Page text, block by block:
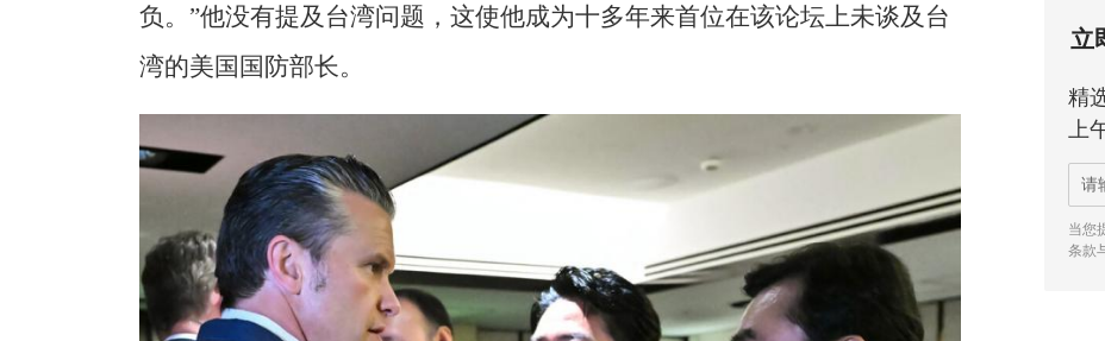
负。”他没有提及台湾问题，这使他成为十多年来首位在该论坛上未谈及台
湾的美国国防部长。
立
精
上
当您
条款